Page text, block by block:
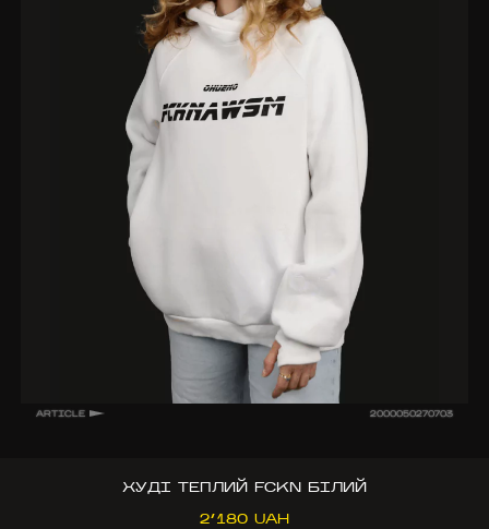
ARTICLE 2000050270703
ХУДІ ТЕПЛИЙ FCKN БІЛИЙ
2’180 UAH